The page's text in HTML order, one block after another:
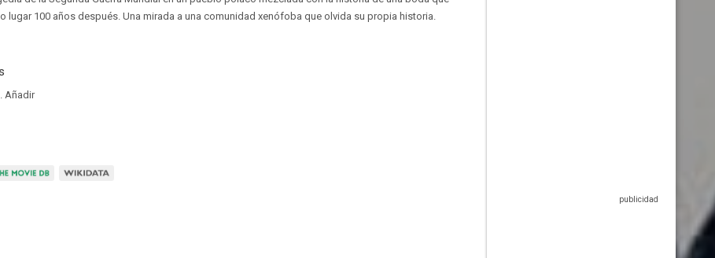
lugar 100 años después. Una mirada a una comunidad xenófoba que olvida su propia historia.
Añadir